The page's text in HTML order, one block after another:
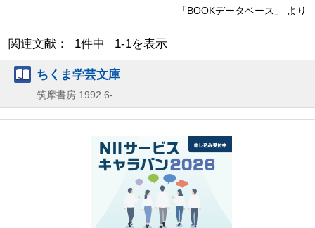
「BOOKデータベース」 より
関連文献： 1件中 1-1を表示
ちくま学芸文庫
筑摩書房 1992.6-